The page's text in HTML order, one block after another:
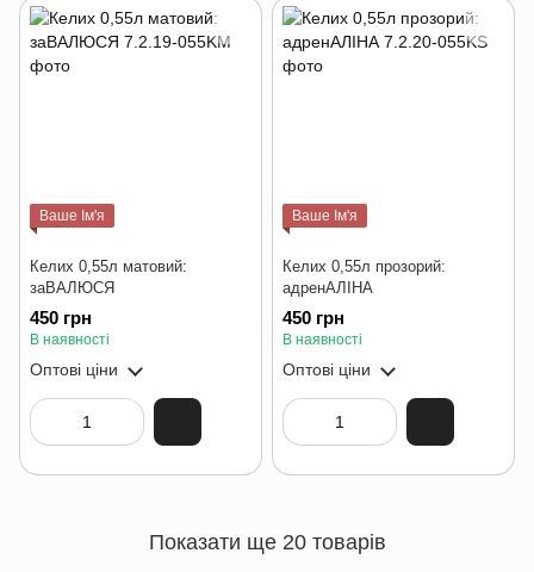
Ваше Ім'я
Келих 0,55л матовий:
заВАЛЮСЯ
450 грн
В наявності
Оптові ціни
Ваше Ім'я
Келих 0,55л прозорий:
адренАЛІНА
450 грн
В наявності
Оптові ціни
Показати ще 20 товарів